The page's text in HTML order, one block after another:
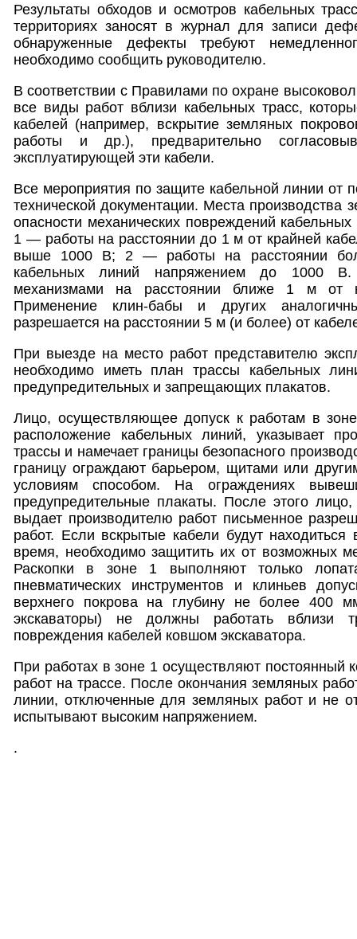
Результаты обходов и осмотров кабельных
территориях заносят в журнал для записи
обнаруженные дефекты требуют
необходимо сообщить руководителю.
В соответствии с Правилами по охране
все виды работ вблизи кабельных трасс,
кабелей (например, вскрытие земляных
работы и др.), предварительно
эксплуатирующей эти кабели.
Все мероприятия по защите кабельной линии от
технической документации. Места производства
опасности механических повреждений
1 — работы на расстоянии до 1 м от крайней
выше 1000 В; 2 — работы на расстоянии
кабельных линий напряжением до 1000 В.
механизмами на расстоянии ближе 1 м от
Применение клин-бабы и других
разрешается на расстоянии 5 м (и более) от
При выезде на место работ представителю
необходимо иметь план трассы кабельных
предупредительных и запрещающих плакатов.
Лицо, осуществляющее допуск к работам в
расположение кабельных линий, указывает
трассы и намечает границы безопасного
границу ограждают барьером, щитами или
условиям способом. На ограждениях
предупредительные плакаты. После этого
выдает производителю работ письменное
работ. Если вскрытые кабели будут находиться
время, необходимо защитить их от возможных
Раскопки в зоне 1 выполняют только
пневматических инструментов и клиньев
верхнего покрова на глубину не более 400
экскаваторы) не должны работать вблизи
повреждения кабелей ковшом экскаватора.
При работах в зоне 1 осуществляют постоянный
работ на трассе. После окончания земляных
линии, отключенные для земляных работ и не
испытывают высоким напряжением.
.